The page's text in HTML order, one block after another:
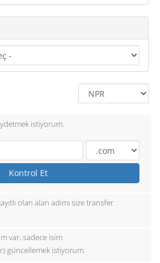
istiyorum.
Kontrol Et
olan alan adımı size transfer
var, sadece isim
güncellemek istiyorum.